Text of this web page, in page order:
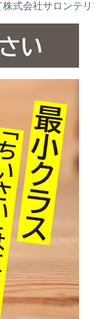
式会社サロンテリ